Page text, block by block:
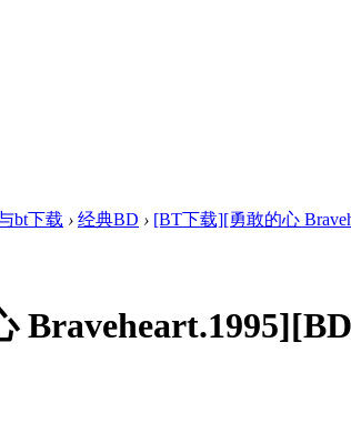
bt下载 › 经典BD › [BT下载][勇敢的心